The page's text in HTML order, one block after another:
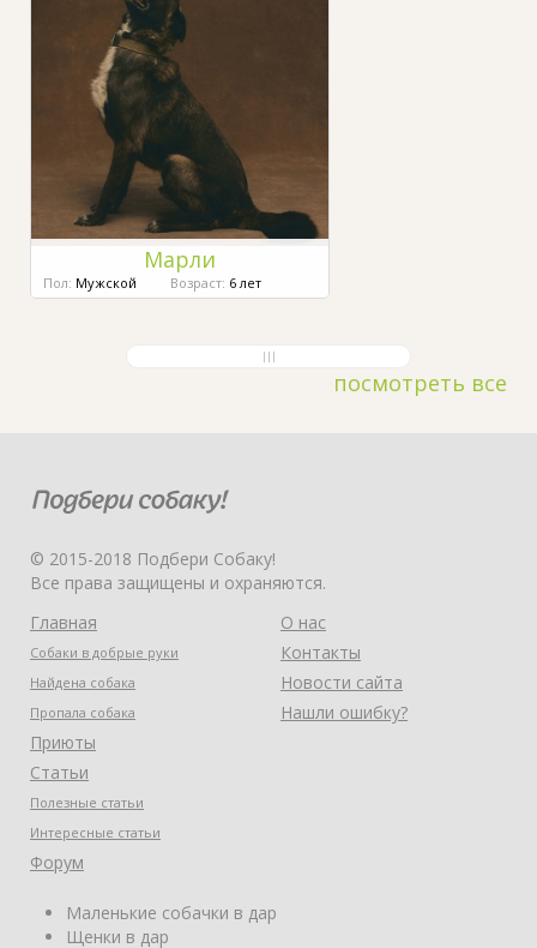
Марли
Пол: Мужской Возраст: 6 лет
посмотреть все
© 2015-2018 Подбери Собаку!
Все права защищены и охраняются.
Главная
Собаки в добрые руки
Найдена собака
Пропала собака
Приюты
Статьи
Полезные статьи
Интересные статьи
Форум
О нас
Контакты
Новости сайта
Нашли ошибку?
Маленькие собачки в дар
Щенки в дар